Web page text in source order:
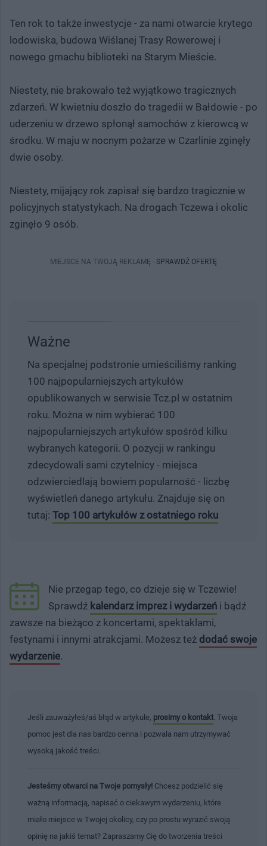
Ten rok to także inwestycje - za nami otwarcie krytego
lodowiska, budowa Wiślanej Trasy Rowerowej i
nowego gmachu biblioteki na Starym Mieście.
Niestety, nie brakowało też wyjątkowo tragicznych
zdarzeń. W kwietniu doszło do tragedii w Bałdowie - po
uderzeniu w drzewo spłonął samochów z kierowcą w
środku. W maju w nocnym pożarze w Czarlinie zginęły
dwie osoby.
Niestety, mijający rok zapisał się bardzo tragicznie w
policyjnych statystykach. Na drogach Tczewa i okolic
zginęło 9 osób.
MIEJSCE NA TWOJĄ REKLAMĘ - SPRAWDŹ OFERTĘ
Ważne
Na specjalnej podstronie umieściliśmy ranking
100 najpopularniejszych artykułów
opublikowanych w serwisie Tcz.pl w ostatnim
roku. Można w nim wybierać 100
najpopularniejszych artykułów spośród kilku
wybranych kategorii. O pozycji w rankingu
zdecydowali sami czytelnicy - miejsca
odzwierciedlają bowiem popularność - liczbę
wyświetleń danego artykułu. Znajduje się on
tutaj: Top 100 artykułów z ostatniego roku
Nie przegap tego, co dzieje się w Tczewie!
Sprawdź kalendarz imprez i wydarzeń i bądź
zawsze na bieżąco z koncertami, spektaklami,
festynami i innymi atrakcjami. Możesz też dodać swoje
wydarzenie.
Jeśli zauważyłeś/aś błąd w artykule, prosimy o kontakt . Twoja
pomoc jest dla nas bardzo cenna i pozwala nam utrzymywać
wysoką jakość treści.
Jesteśmy otwarci na Twoje pomysły! Chcesz podzielić się
ważną informacją, napisać o ciekawym wydarzeniu, które
miało miejsce w Twojej okolicy, czy po prostu wyrazić swoją
opinię na jakiś temat? Zapraszamy Cię do tworzenia treści